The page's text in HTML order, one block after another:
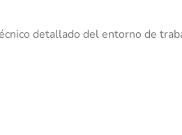
detallado del entorno de